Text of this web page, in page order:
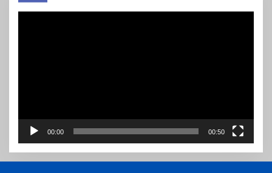
00:00 00:50